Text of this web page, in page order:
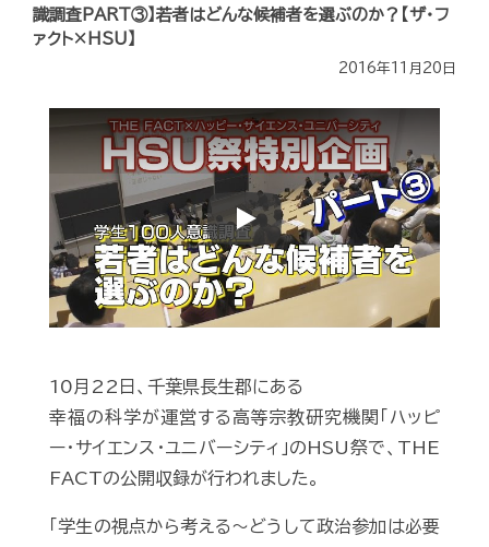
識調査PART③】若者はどんな候補者を選ぶのか？【ザ・フ
ァクト×HSU】
2016年11月20日
Play
10月22日、千葉県長生郡にある
幸福の科学が運営する高等宗教研究機関「ハッピ
ー・サイエンス・ユニバーシティ」のHSU祭で、THE
FACTの公開収録が行われました。
「学生の視点から考える～どうして政治参加は必要